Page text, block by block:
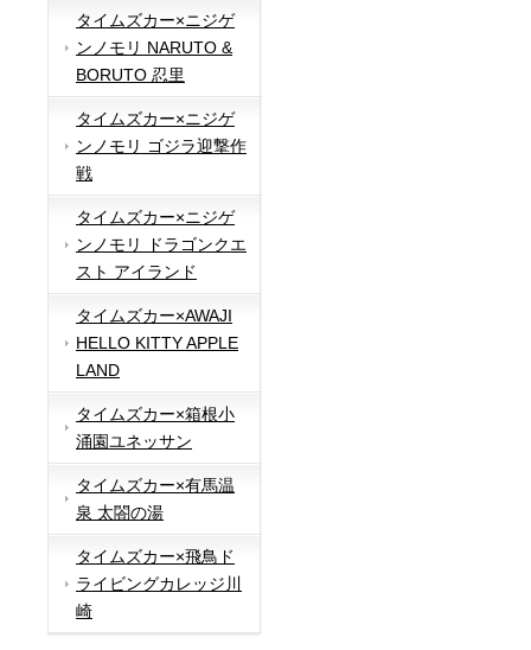
タイムズカー×ニジゲ
ンノモリ NARUTO &
BORUTO 忍里
タイムズカー×ニジゲ
ンノモリ ゴジラ迎撃作
戦
タイムズカー×ニジゲ
ンノモリ ドラゴンクエ
スト アイランド
タイムズカー×AWAJI
HELLO KITTY APPLE
LAND
タイムズカー×箱根小
涌園ユネッサン
タイムズカー×有馬温
泉 太閤の湯
タイムズカー×飛鳥ド
ライビングカレッジ川
崎